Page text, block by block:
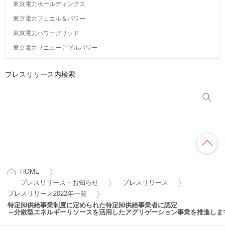
東京電力ホールディングス
東京電力フュエル＆パワー
東京電力パワーグリッド
東京電力リニューアブルパワー
プレスリリース内検索
HOME
プレスリリース・お知らせ
プレスリリース
プレスリリース2022年一覧
特定卸供給事業制度に定められた特定卸供給事業者に認定
～分散型エネルギーリソースを活用したアグリゲーション事業を推進しま